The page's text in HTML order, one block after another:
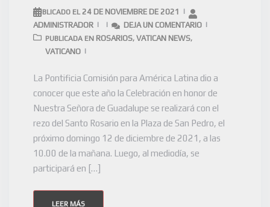
PUBLICADO EL 24 DE NOVIEMBRE DE 2021
ADMINISTRADOR
DEJA UN COMENTARIO
PUBLICADA EN ROSARIOS, VATICAN NEWS,
VATICANO
La Pontificia Comisión para América Latina dio a
conocer que este año la Celebración en honor de
Nuestra Señora de Guadalupe se realizará con el
rezo del Santo Rosario en la Plaza de San Pedro, el
próximo domingo 12 de diciembre de 2021, a las
10.00 de la mañana. Luego, al mediodía, se
participará en […]
LEER MÁS